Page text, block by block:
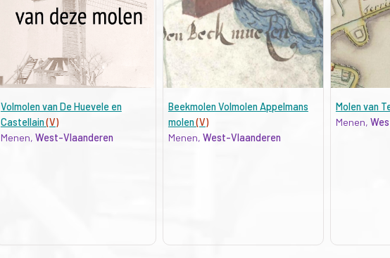
Volmolen van De Huevele en
Castellain(V)
Menen, West-Vlaanderen
Beekmolen Volmolen Appelmans
molen(V)
Menen, West-Vlaanderen
Molen van
Menen,